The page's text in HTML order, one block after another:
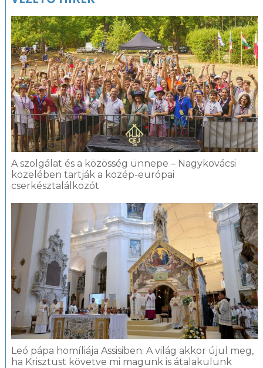
A szolgálat és a közösség ünnepe – Nagykovácsi
közelében tartják a közép-európai
cserkésztalálkozót
Leó pápa homíliája Assisiben: A világ akkor újul meg,
ha Krisztust követve mi magunk is átalakulunk